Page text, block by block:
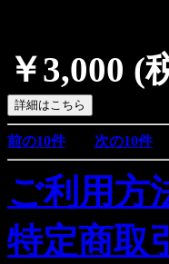
￥3,000 (
前の10件 次の10件
ご利用方
特定商取